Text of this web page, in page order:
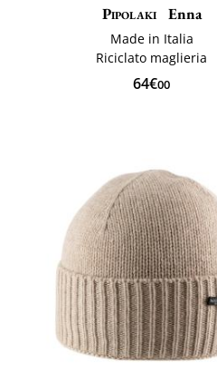
Pipolaki Enna
Made in Italia
Riciclato maglieria
64€00